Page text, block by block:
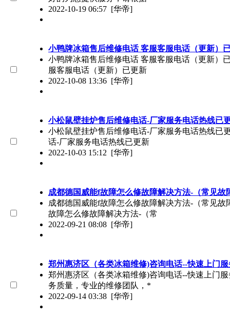
2022-10-19 06:57 [华帝]
小鸭牌冰箱售后维修电话 客服客服电话（更新）
小鸭牌冰箱售后维修电话 客服客服电话（更新）
服客服电话（更新）已更新
2022-10-08 13:36 [华帝]
小松鼠壁挂炉售后维修电话-厂家服务电话热线已
小松鼠壁挂炉售后维修电话-厂家服务电话热线已
话-厂家服务电话热线已更新
2022-10-03 15:12 [华帝]
成都德国威能f故障怎么修故障解决方法-（常见故
成都德国威能f故障怎么修故障解决方法-（常见
故障怎么修故障解决方法-（常
2022-09-21 08:08 [华帝]
郑州惠济区（各类冰箱维修)咨询电话--快速上门服
郑州惠济区（各类冰箱维修)咨询电话--快速上门
务质量，专业的维修团队，*
2022-09-14 03:38 [华帝]